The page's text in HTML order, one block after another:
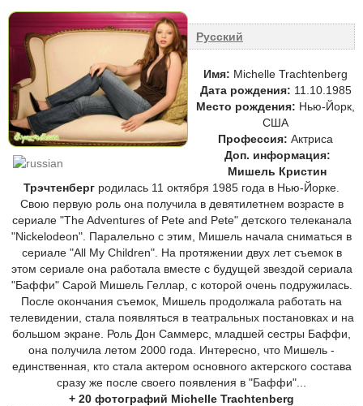
Русский
Имя: Michelle Trachtenberg
Дата рождения: 11.10.1985
Место рождения: Нью-Йорк,
США
Профессия: Актриса
Доп. информация:
Мишель Кристин
Трэчтенберг родилась 11 октября 1985 года в Нью-Йорке.
Свою первую роль она получила в девятилетнем возрасте в
сериале "The Adventures of Pete and Pete" детского телеканала
"Nickelodeon". Паралельно с этим, Мишель начала сниматься в
сериале "All My Children". На протяжении двух лет съемок в
этом сериале она работала вместе с будущей звездой сериала
"Баффи" Сарой Мишель Геллар, с которой очень подружилась.
После окончания съемок, Мишель продолжала работать на
телевидении, стала появляться в театральных постановках и на
большом экране. Роль Дон Саммерс, младшей сестры Баффи,
она получила летом 2000 года. Интересно, что Мишель -
единственная, кто стала актером основного актерского состава
сразу же после своего появления в "Баффи"...
+ 20 фотографий Michelle Trachtenberg